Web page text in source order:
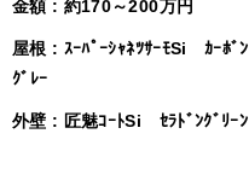
金額 : 約170～200万円
屋根 : ｽｰﾊﾟｰｼｬﾈﾂｻｰﾓSi ｶｰﾎﾞﾝ
ｸﾞﾚｰ
外壁 : 匠魅ｺｰﾄSi ｾﾗﾄﾞﾝｸﾞﾘｰﾝ